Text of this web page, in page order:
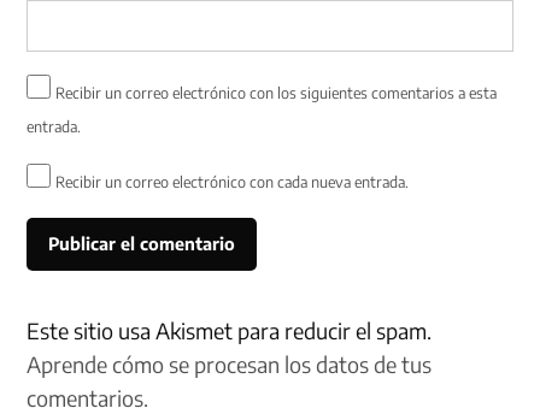
Recibir un correo electrónico con los siguientes comentarios a esta
entrada.
Recibir un correo electrónico con cada nueva entrada.
Este sitio usa Akismet para reducir el spam.
Aprende cómo se procesan los datos de tus
comentarios.